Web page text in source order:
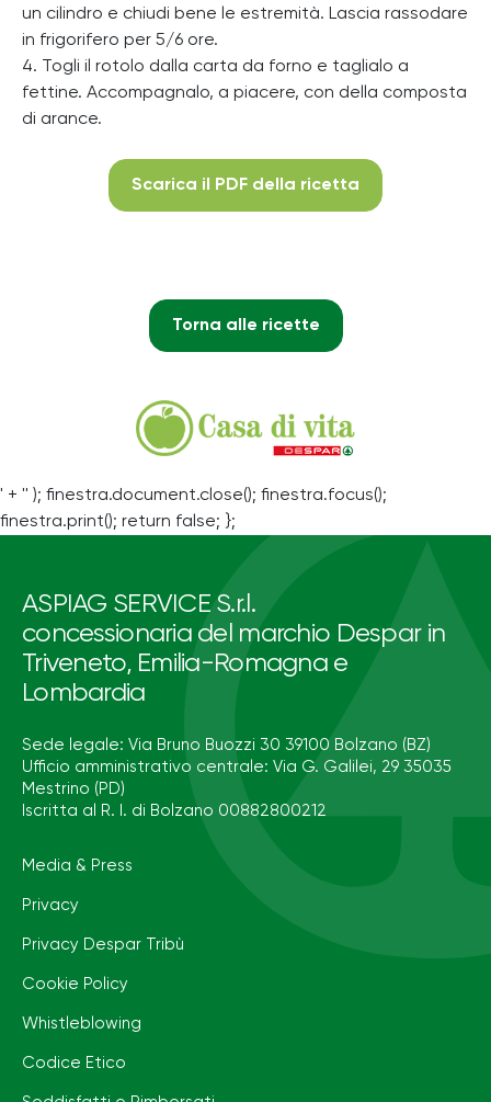
un cilindro e chiudi bene le estremità. Lascia rassodare
in frigorifero per 5/6 ore.
4. Togli il rotolo dalla carta da forno e taglialo a
fettine. Accompagnalo, a piacere, con della composta
di arance.
Scarica il PDF della ricetta
Torna alle ricette
' + '' ); finestra.document.close(); finestra.focus();
finestra.print(); return false; };
ASPIAG SERVICE S.r.l.
concessionaria del marchio Despar in
Triveneto, Emilia-Romagna e
Lombardia
Sede legale: Via Bruno Buozzi 30 39100 Bolzano (BZ)
Ufficio amministrativo centrale: Via G. Galilei, 29 35035
Mestrino (PD)
Iscritta al R. I. di Bolzano 00882800212
Media & Press
Privacy
Privacy Despar Tribù
Cookie Policy
Whistleblowing
Codice Etico